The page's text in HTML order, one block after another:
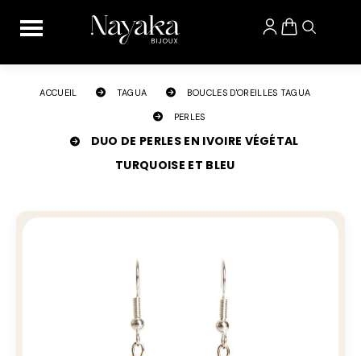
ACCUEIL TAGUA BOUCLES D'OREILLES TAGUA
PERLES
DUO DE PERLES EN IVOIRE VÉGÉTAL
TURQUOISE ET BLEU